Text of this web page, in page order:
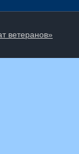
ветеранов»